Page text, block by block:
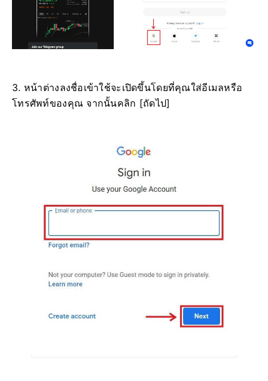
3. หน้าต่างลงชื่อเข้าใช้จะเปิดขึ้นโดยที่คุณใส่อีเมลหรือ
โทรศัพท์ของคุณ จากนั้นคลิก [ถัดไป]